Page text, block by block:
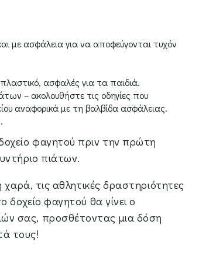
με ασφάλεια για να αποφεύγονται τυχόν
ασφαλές για τα παιδιά.
– ακολουθήστε τις οδηγίες που
αναφορικά με τη βαλβίδα ασφάλειας.
φαγητού πριν την πρώτη
πιάτων.
χαρά, τις αθλητικές δραστηριότητες
δοχείο φαγητού θα γίνει ο
σας, προσθέτοντας μια δόση
τους!